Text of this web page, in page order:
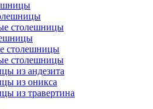
столешницы
столешницы
столешницы
из андезита
из оникса
из травертина